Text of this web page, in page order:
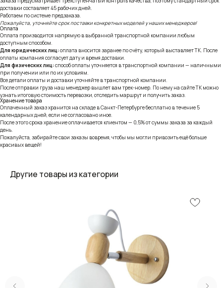
доставки составляет 45 рабочих дней.
Работаем по системе предзаказа.
Пожалуйста, уточняйте срок поставки конкретных моделей у наших менеджеров!
Оплата
Оплата производится напрямую в выбранной транспортной компании любым
доступным способом.
Для юридических лиц: оплата вносится заранее по счёту, который выставляет ТК. После
оплаты компания согласует дату и время доставки.
Для физических лиц: способ оплаты уточняется в транспортной компании — наличными
при получении или по их условиям.
Все детали оплаты и доставки уточняйте в транспортной компании.
После отправки груза наш менеджер вышлет вам трек-номер. По нему на сайте ТК можно
узнать итоговую стоимость перевозки, отследить маршрут и получить заказ.
Хранение товара
Оплаченный заказ хранится на складе в Санкт-Петербурге бесплатно в течение 5
календарных дней, если не согласовано иное.
После этого срока хранение оплачивается клиентом — 0,5% от суммы заказа за каждый
день.
Пожалуйста, забирайте свои заказы вовремя, чтобы мы могли привозить ещё больше
красивых вещей!
Другие товары из категории